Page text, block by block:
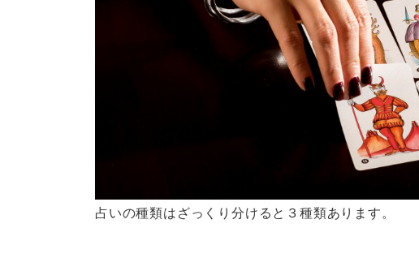
占いの種類はざっくり分けると３種類あります。